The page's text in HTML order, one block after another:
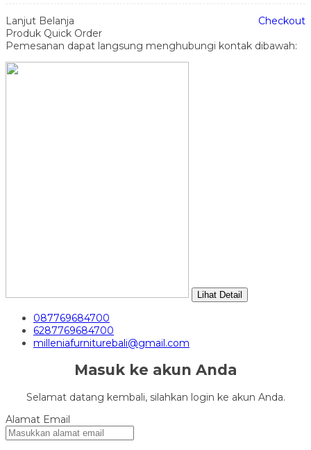
Lanjut Belanja
Checkout
Produk Quick Order
Pemesanan dapat langsung menghubungi kontak dibawah:
Lihat Detail
087769684700
6287769684700
milleniafurniturebali@gmail.com
Masuk ke akun Anda
Selamat datang kembali, silahkan login ke akun Anda.
Alamat Email